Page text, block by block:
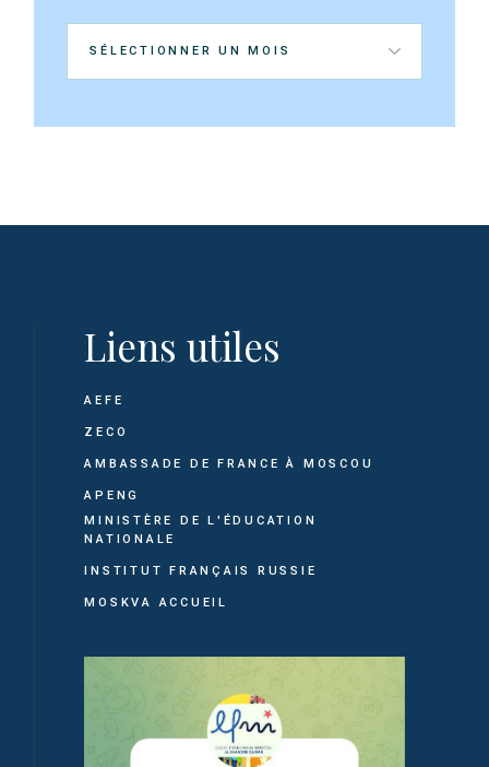
Archives
Liens utiles
AEFE
ZECO
AMBASSADE DE FRANCE À MOSCOU
APENG
MINISTÈRE DE L'ÉDUCATION
NATIONALE
INSTITUT FRANÇAIS RUSSIE
MOSKVA ACCUEIL